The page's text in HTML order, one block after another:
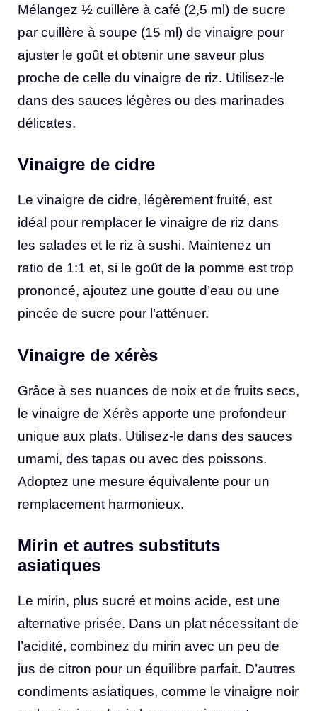
Mélangez ½ cuillère à café (2,5 ml) de sucre
par cuillère à soupe (15 ml) de vinaigre pour
ajuster le goût et obtenir une saveur plus
proche de celle du vinaigre de riz. Utilisez-le
dans des sauces légères ou des marinades
délicates.
Vinaigre de cidre
Le vinaigre de cidre, légèrement fruité, est
idéal pour remplacer le vinaigre de riz dans
les salades et le riz à sushi. Maintenez un
ratio de 1:1 et, si le goût de la pomme est trop
prononcé, ajoutez une goutte d’eau ou une
pincée de sucre pour l’atténuer.
Vinaigre de xérès
Grâce à ses nuances de noix et de fruits secs,
le vinaigre de Xérès apporte une profondeur
unique aux plats. Utilisez-le dans des sauces
umami, des tapas ou avec des poissons.
Adoptez une mesure équivalente pour un
remplacement harmonieux.
Mirin et autres substituts
asiatiques
Le mirin, plus sucré et moins acide, est une
alternative prisée. Dans un plat nécessitant de
l’acidité, combinez du mirin avec un peu de
jus de citron pour un équilibre parfait. D’autres
condiments asiatiques, comme le vinaigre noir